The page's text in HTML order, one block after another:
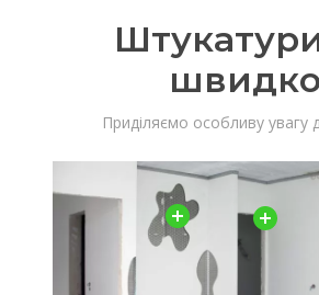
швидко
Приділяємо особливу увагу